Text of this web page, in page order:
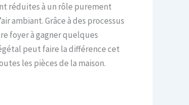
réduites à un rôle purement
ambiant. Grâce à des processus
foyer à gagner quelques
peut faire la différence cet
les pièces de la maison.